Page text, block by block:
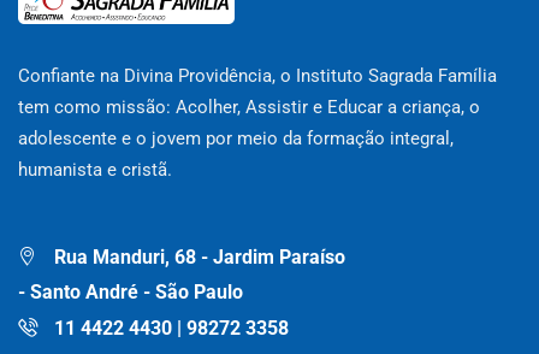
Confiante na Divina Providência, o Instituto Sagrada Família
tem como missão: Acolher, Assistir e Educar a criança, o
adolescente e o jovem por meio da formação integral,
humanista e cristã.
Rua Manduri, 68 - Jardim Paraíso
- Santo André - São Paulo
11 4422 4430 | 98272 3358